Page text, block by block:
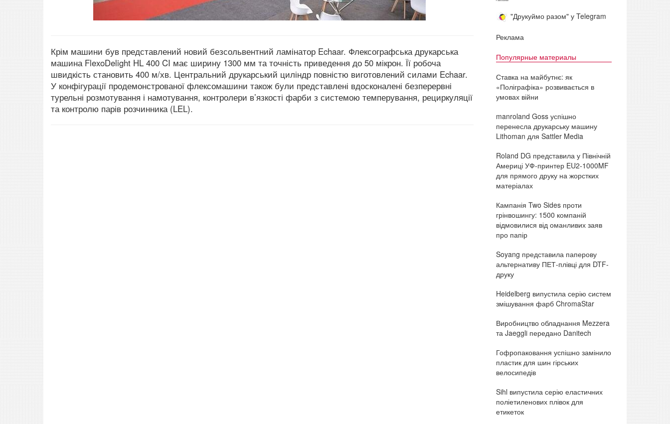
Крім машини був представлений новий безсольвентний ламінатор Echaar. Флексографська друкарська
машина FlexoDelight HL 400 CI має ширину 1300 мм та точність приведення до 50 мікрон. Її робоча
швидкість становить 400 м/хв. Центральний друкарський циліндр повністю виготовлений силами Echaar.
У конфігурації продемонстрованої флексомашини також були представлені вдосконалені безперервні
турельні розмотування і намотування, контролери в’язкості фарби з системою темперування, рециркуляції
та контролю парів розчинника (LEL).
"Друкуймо разом" у Telegram
Реклама
Популярные материалы
Ставка на майбутнє: як
«Поліграфіка» розвивається в
умовах війни
manroland Goss успішно
перенесла друкарську машину
Lithoman для Sattler Media
Roland DG представила у Північній
Америці УФ-принтер EU2-1000MF
для прямого друку на жорстких
матеріалах
Кампанія Two Sides проти
грінвошингу: 1500 компаній
відмовилися від оманливих заяв
про папір
Soyang представила паперову
альтернативу ПЕТ-плівці для DTF-
друку
Heidelberg випустила серію систем
змішування фарб ChromaStar
Виробництво обладнання Mezzera
та Jaeggli передано Danitech
Гофропаковання успішно замінило
пластик для шин гірських
велосипедів
Sihl випустила серію еластичних
поліетиленових плівок для
етикеток